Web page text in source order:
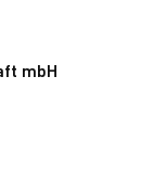
mbH